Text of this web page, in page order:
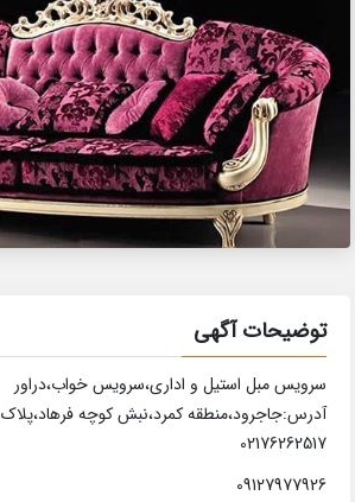
توضیحات آگهی
سرویس مبل استیل و اداری،سرویس خواب،دراور
آدرس:جاجرود،منطقه کمرد،نبش کوچه فرهاد،پلاک 701
02176262517
09127977926